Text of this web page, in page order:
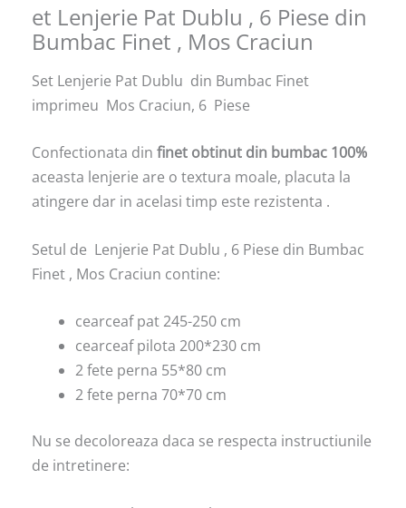
et Lenjerie Pat Dublu , 6 Piese din
Bumbac Finet , Mos Craciun
Set Lenjerie Pat Dublu din Bumbac Finet
imprimeu Mos Craciun, 6 Piese
Confectionata din finet obtinut din bumbac 100%
aceasta lenjerie are o textura moale, placuta la
atingere dar in acelasi timp este rezistenta .
Setul de Lenjerie Pat Dublu , 6 Piese din Bumbac
Finet , Mos Craciun contine:
cearceaf pat 245-250 cm
cearceaf pilota 200*230 cm
2 fete perna 55*80 cm
2 fete perna 70*70 cm
Nu se decoloreaza daca se respecta instructiunile
de intretinere: